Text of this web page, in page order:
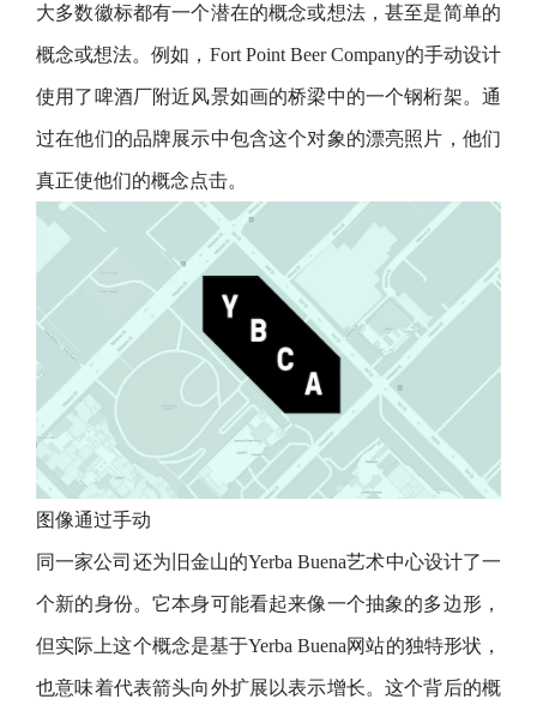
大多数徽标都有一个潜在的概念或想法，甚至是简单的
概念或想法。例如，Fort Point Beer Company的手动设计
使用了啤酒厂附近风景如画的桥梁中的一个钢桁架。通
过在他们的品牌展示中包含这个对象的漂亮照片，他们
真正使他们的概念点击。
图像通过手动
同一家公司还为旧金山的Yerba Buena艺术中心设计了一
个新的身份。它本身可能看起来像一个抽象的多边形，
但实际上这个概念是基于Yerba Buena网站的独特形状，
也意味着代表箭头向外扩展以表示增长。这个背后的概